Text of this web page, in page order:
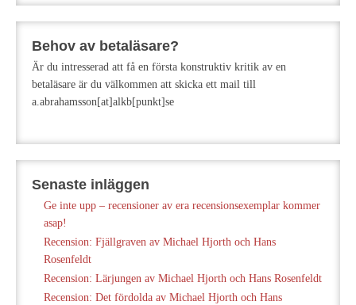
Behov av betaläsare?
Är du intresserad att få en första konstruktiv kritik av en
betaläsare är du välkommen att skicka ett mail till
a.abrahamsson[at]alkb[punkt]se
Senaste inläggen
Ge inte upp – recensioner av era recensionsexemplar kommer
asap!
Recension: Fjällgraven av Michael Hjorth och Hans
Rosenfeldt
Recension: Lärjungen av Michael Hjorth och Hans Rosenfeldt
Recension: Det fördolda av Michael Hjorth och Hans